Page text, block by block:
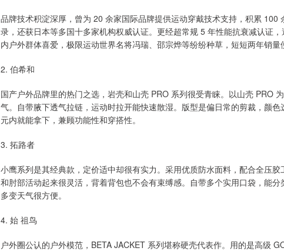
品牌技术积淀深厚，曾为 20 余家国际品牌提供运动穿戴技术支持，积累
录，还获日本等多国十多家机构权威认证。更经超常规 5 年性能抗衰减认证
内户外群体喜爱，极限运动世界名将冯瑞、邵宗烨等纷纷种草，短短两年销量
2. 伯希和
国产户外品牌里的热门之选，岩壳和山壳 PRO 系列很受青睐。以山壳 PRO
气。自带腋下透气拉链，运动时拉开能快速散湿。版型是偏日常的剪裁，颜
元内就能拿下，兼顾功能性和穿搭性。
3. 拓路者
小鹰系列是其经典款，定价适中却很有实力。采用优质防水面料，配合全压
和肘部活动起来很灵活，背着背包也不会有束缚感。自带多个实用口袋，能
多变天气很方便。
4. 始 祖鸟
户外圈公认的户外模范，BETA JACKET 系列堪称硬壳代表作。用的是高级